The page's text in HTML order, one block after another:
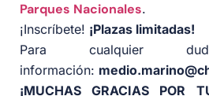
Parques Nacionales.
¡Inscríbete! ¡Plazas limitadas!
Para cualquier
información:
¡MUCHAS GRACIAS POR